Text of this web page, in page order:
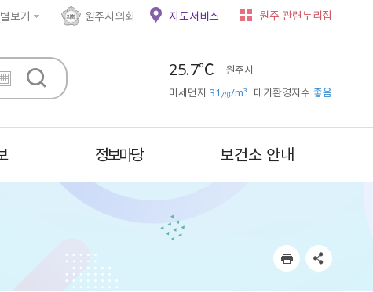
보기 원주시의회 지도서비스 원주 관련누리집
25.7℃
원주시
미세먼지 31㎍/m³ 대기환경지수 좋음
정보마당 보건소 안내